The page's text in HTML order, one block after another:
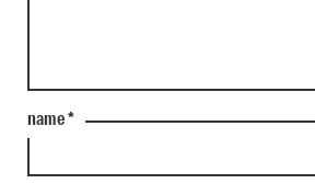
name*